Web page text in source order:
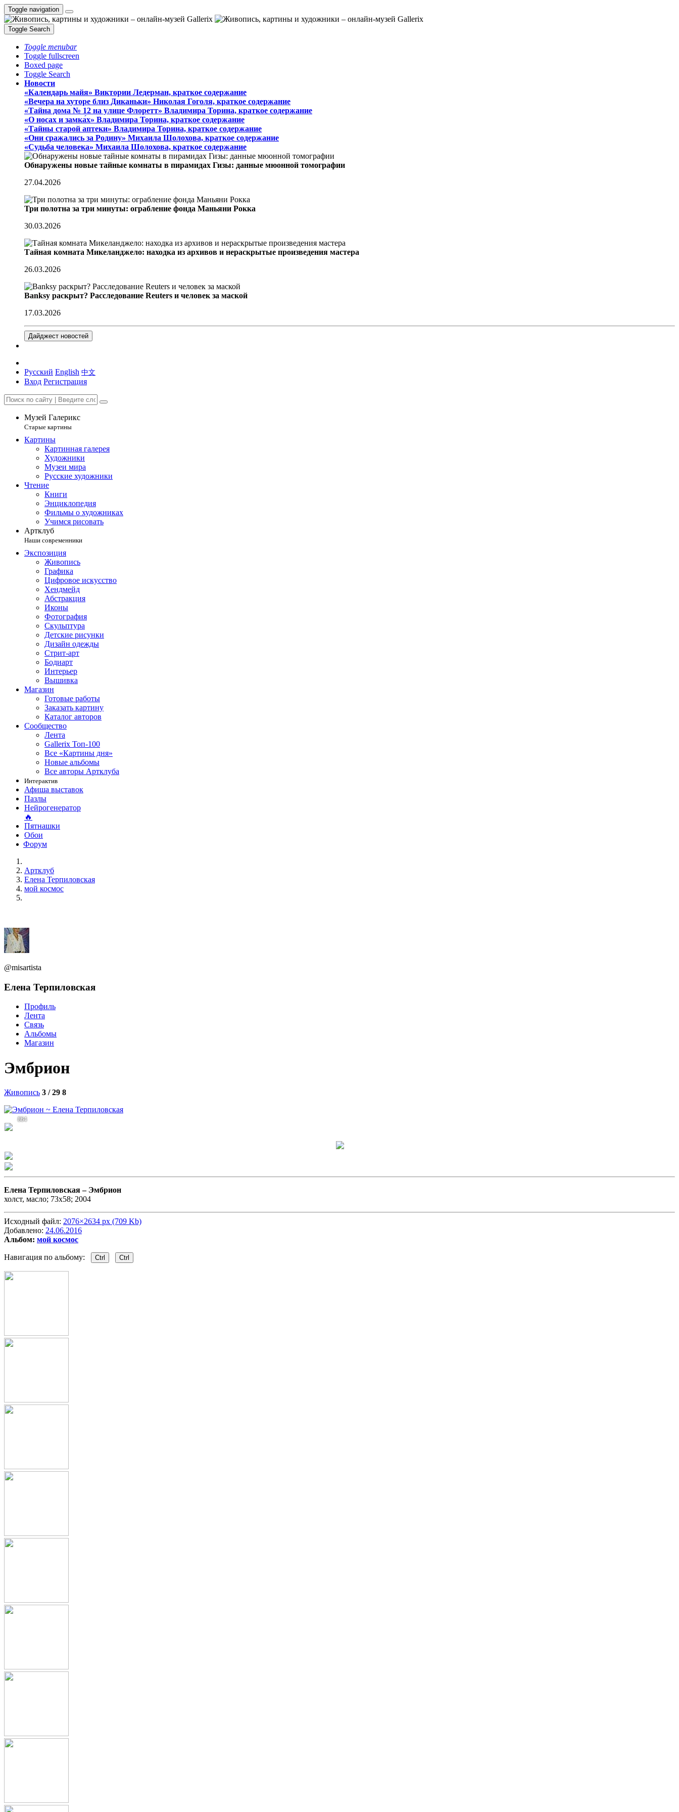
Toggle navigation
Toggle Search
Toggle menubar
Toggle fullscreen
Boxed page
Toggle Search
Новости
«Календарь майя» Виктории Ледерман, краткое содержание
«Вечера на хуторе близ Диканьки» Николая Гоголя, краткое содержание
«Тайна дома № 12 на улице Флоретт» Владимира Торина, краткое содержание
«О носах и замка́х» Владимира Торина, краткое содержание
«Тайны старой аптеки» Владимира Торина, краткое содержание
«Они сражались за Родину» Михаила Шолохова, краткое содержание
«Судьба человека» Михаила Шолохова, краткое содержание
Обнаружены новые тайные комнаты в пирамидах Гизы: данные мюонной томографии
27.04.2026
Три полотна за три минуты: ограбление фонда Маньяни Рокка
30.03.2026
Тайная комната Микеланджело: находка из архивов и нераскрытые произведения мастера
26.03.2026
Banksy раскрыт? Расследование Reuters и человек за маской
17.03.2026
Дайджест новостей
Русский English 中文
Вход Регистрация
Музей Галерикс
Старые картины
Картины
Картинная галерея
Художники
Музеи мира
Русские художники
Чтение
Книги
Энциклопедия
Фильмы о художниках
Учимся рисовать
Артклуб
Наши современники
Экспозиция
Живопись
Графика
Цифровое искусство
Хендмейд
Абстракция
Иконы
Фотография
Скульптура
Детские рисунки
Дизайн одежды
Стрит-арт
Бодиарт
Интерьер
Вышивка
Магазин
Готовые работы
Заказать картину
Каталог авторов
Сообщество
Лента
Gallerix Топ-100
Все «Картины дня»
Новые альбомы
Все авторы Артклуба
Интерактив
Афиша выставок
Пазлы
Нейрогенератор
🔥
Пятнашки
Обои
Форум
Артклуб
Елена Терпиловская
мой космос
@misartista
Елена Терпиловская
Профиль
Лента
Связь
Альбомы
Магазин
Эмбрион
Живопись 3 / 29 8
864
Елена Терпиловская – Эмбрион
холст, масло; 73х58; 2004
Исходный файл: 2076×2634 px (709 Kb)
Добавлено: 24.06.2016
Альбом: мой космос
Навигация по альбому: Ctrl Ctrl